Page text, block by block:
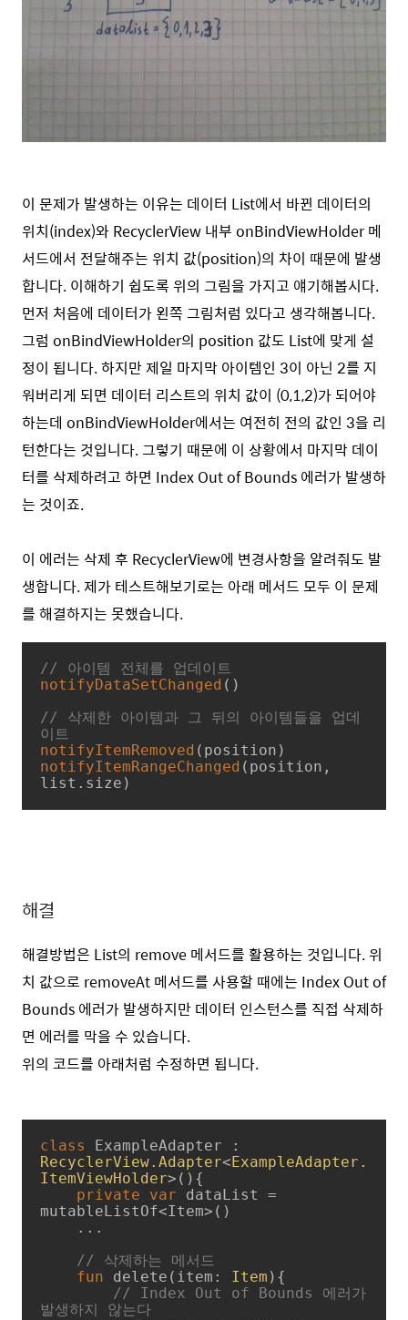
이 문제가 발생하는 이유는 데이터 List에서 바뀐 데이터의
위치(index)와 RecyclerView 내부 onBindViewHolder 메
서드에서 전달해주는 위치 값(position)의 차이 때문에 발생
합니다. 이해하기 쉽도록 위의 그림을 가지고 얘기해봅시다.
먼저 처음에 데이터가 왼쪽 그림처럼 있다고 생각해봅니다.
그럼 onBindViewHolder의 position 값도 List에 맞게 설
정이 됩니다. 하지만 제일 마지막 아이템인 3이 아닌 2를 지
워버리게 되면 데이터 리스트의 위치 값이 (0,1,2)가 되어야
하는데 onBindViewHolder에서는 여전히 전의 값인 3을 리
턴한다는 것입니다. 그렇기 때문에 이 상황에서 마지막 데이
터를 삭제하려고 하면 Index Out of Bounds 에러가 발생하
는 것이죠.
이 에러는 삭제 후 RecyclerView에 변경사항을 알려줘도 발
생합니다. 제가 테스트해보기로는 아래 메서드 모두 이 문제
를 해결하지는 못했습니다.
// 아이템 전체를 업데이트
notifyDataSetChanged ()
// 삭제한 아이템과 그 뒤의 아이템들을 업데
이트
notifyItemRemoved
notifyItemRangeChanged (position,
list.size)
해결
해결방법은 List의 remove 메서드를 활용하는 것입니다. 위
치 값으로 removeAt 메서드를 사용할 때에는 Index Out of
Bounds 에러가 발생하지만 데이터 인스턴스를 직접 삭제하
면 에러를 막을 수 있습니다.
위의 코드를 아래처럼 수정하면 됩니다.
class ExampleAdapter
RecyclerView.Adapter< ExampleAdapter.
ItemViewHolder> (){
private
var dataList =
mutableListOf<Item>()
// 삭제하는 메서드
fun
delete (item: Item ) {
// Index Out of Bounds 에러가
발생하지 않는다